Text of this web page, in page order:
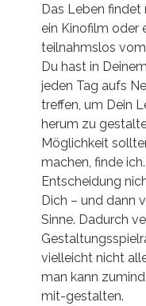
Das Leben
ein Kinofilm oder
teilnahmslos
Du hast in
jeden Tag aufs
treffen, um Dein
herum zu
Möglichkeit
machen, finde
Entscheidung
Dich – und dann
Sinne. Dadurch
vielleicht nicht
man kann
mit-gestalten.